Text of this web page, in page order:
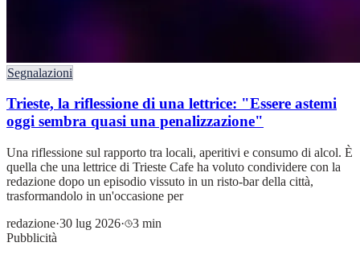
Segnalazioni
Trieste, la riflessione di una lettrice: "Essere astemi
oggi sembra quasi una penalizzazione"
Una riflessione sul rapporto tra locali, aperitivi e consumo di alcol. È
quella che una lettrice di Trieste Cafe ha voluto condividere con la
redazione dopo un episodio vissuto in un risto-bar della città,
trasformandolo in un'occasione per
redazione·30 lug 2026·
3 min
Pubblicità